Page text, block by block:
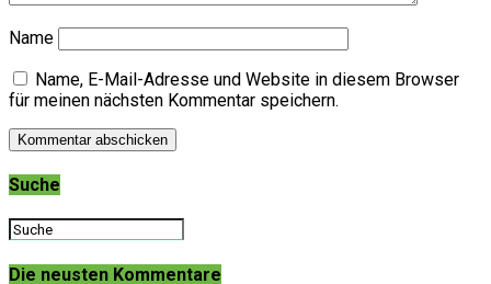
Name
Name, E-Mail-Adresse und Website in diesem Browser
für meinen nächsten Kommentar speichern.
Suche
Die neusten Kommentare